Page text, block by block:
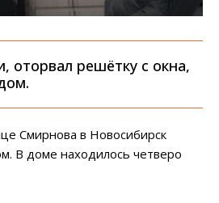
оторвал решётку с окна,
Смирнова в Новосибирск
В доме находилось четверо